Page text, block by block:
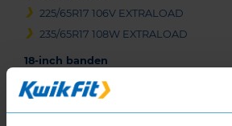
225/65R17 106V EXTRALOAD
235/65R17 108W EXTRALOAD
18-inch banden
225/60R18 100V
235/50R18 97V RUNFLAT